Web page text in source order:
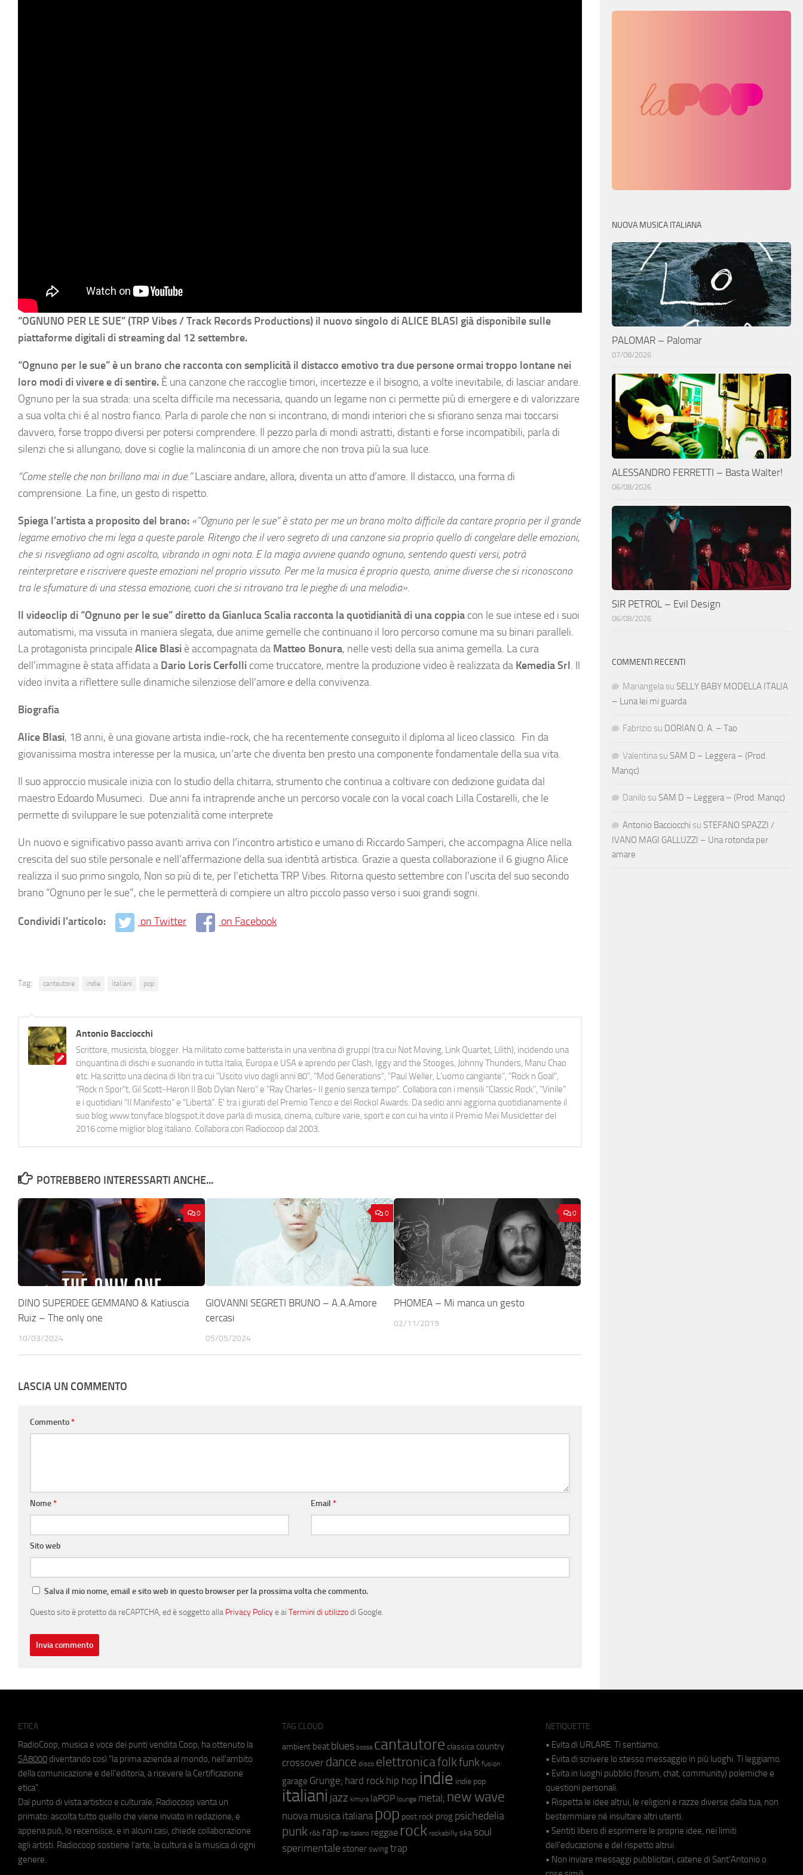
“OGNUNO PER LE SUE” (TRP Vibes / Track Records Productions) il nuovo singolo di ALICE BLASI già disponibile sulle
piattaforme digitali di streaming dal 12 settembre.
“Ognuno per le sue” è un brano che racconta con semplicità il distacco emotivo tra due persone ormai troppo lontane nei
loro modi di vivere e di sentire. È una canzone che raccoglie timori, incertezze e il bisogno, a volte inevitabile, di lasciar andare.
Ognuno per la sua strada: una scelta difficile ma necessaria, quando un legame non ci permette più di emergere e di valorizzare
a sua volta chi é al nostro fianco. Parla di parole che non si incontrano, di mondi interiori che si sfiorano senza mai toccarsi
davvero, forse troppo diversi per potersi comprendere. Il pezzo parla di mondi astratti, distanti e forse incompatibili, parla di
silenzi che si allungano, dove si coglie la malinconia di un amore che non trova più la sua luce.
“Come stelle che non brillano mai in due.”Lasciare andare, allora, diventa un atto d’amore. Il distacco, una forma di
comprensione. La fine, un gesto di rispetto.
Spiega l’artista a proposito del brano: «“Ognuno per le sue” è stato per me un brano molto difficile da cantare proprio per il grande
legame emotivo che mi lega a queste parole. Ritengo che il vero segreto di una canzone sia proprio quello di congelare delle emozioni,
che si risvegliano ad ogni ascolto, vibrando in ogni nota. E la magia avviene quando ognuno, sentendo questi versi, potrà
reinterpretare e riscrivere queste emozioni nel proprio vissuto. Per me la musica é proprio questo, anime diverse che si riconoscono
tra le sfumature di una stessa emozione, cuori che si ritrovano tra le pieghe di una melodia».
Il videoclip di “Ognuno per le sue” diretto da Gianluca Scalia racconta la quotidianità di una coppia con le sue intese ed i suoi
automatismi, ma vissuta in maniera slegata, due anime gemelle che continuano il loro percorso comune ma su binari paralleli.
La protagonista principaleAlice Blasi è accompagnata da Matteo Bonura, nelle vesti della sua anima gemella. La cura
dell’immagine è stata affidata a Dario Loris Cerfolli come truccatore, mentre la produzione video è realizzata da Kemedia Srl. Il
video invita a riflettere sulle dinamiche silenziose dell’amore e della convivenza.
Biografia
Alice Blasi, 18 anni, è una giovane artista indie-rock, che ha recentemente conseguito il diploma al liceo classico. Fin da
giovanissima mostra interesse per la musica, un’arte che diventa ben presto una componente fondamentale della sua vita.
Il suo approccio musicale inizia con lo studio della chitarra, strumento che continua a coltivare con dedizione guidata dal
maestro Edoardo Musumeci. Due anni fa intraprende anche un percorso vocale con la vocal coach Lilla Costarelli, che le
permette di sviluppare le sue potenzialità come interprete
Un nuovo e significativo passo avanti arriva con l’incontro artistico e umano di Riccardo Samperi, che accompagna Alice nella
crescita del suo stile personale e nell’affermazione della sua identità artistica. Grazie a questa collaborazione il 6 giugno Alice
realizza il suo primo singolo, Non so più di te, per l’etichetta TRP Vibes. Ritorna questo settembre con l’uscita del suo secondo
brano “Ognuno per le sue”, che le permetterà di compiere un altro piccolo passo verso i suoi grandi sogni.
Condividi l'articolo: on Twitter on Facebook
Tag: cantautore indie italiani pop
Antonio Bacciocchi
Scrittore, musicista, blogger. Ha militato come batterista in una ventina di gruppi (tra cui Not Moving, Link Quartet, Lilith), incidendo una
cinquantina di dischi e suonando in tutta Italia, Europa e USA e aprendo per Clash, Iggy and the Stooges, Johnny Thunders, Manu Chao
etc. Ha scritto una decina di libri tra cui "Uscito vivo dagli anni 80", "Mod Generations", "Paul Weller, L’uomo cangiante", "Rock n Goal",
"Rock n Spor"t, Gil Scott-Heron Il Bob Dylan Nero" e "Ray Charles- Il genio senza tempo". Collabora con i mensili “Classic Rock”, "Vinile"
e i quotidiani “Il Manifesto” e “Libertà”. E' tra i giurati del Premio Tenco e del Rockol Awards. Da sedici anni aggiorna quotidianamente il
suo blog www.tonyface.blogspot.it dove parla di musica, cinema, culture varie, sport e con cui ha vinto il Premio Mei Musicletter del
2016 come miglior blog italiano. Collabora con Radiocoop dal 2003.
POTREBBERO INTERESSARTI ANCHE...
0
DINO SUPERDEE GEMMANO & Katiuscia
Ruiz – The only one
10/03/2024
0
GIOVANNI SEGRETI BRUNO – A.A.Amore
cercasi
05/05/2024
0
PHOMEA – Mi manca un gesto
02/11/2019
LASCIA UN COMMENTO
Commento*
Nome* Email*
Sito web
Salva il mio nome, email e sito web in questo browser per la prossima volta che commento.
Questo sito è protetto da reCAPTCHA, ed è soggetto alla Privacy Policye ai Termini di utilizzodi Google.
NUOVA MUSICA ITALIANA
PALOMAR – Palomar
07/08/2026
ALESSANDRO FERRETTI – Basta Walter!
06/08/2026
SIR PETROL – Evil Design
06/08/2026
COMMENTI RECENTI
Mariangela su SELLY BABY MODELLA ITALIA
– Luna lei mi guarda
Fabrizio su DORIAN O. A. – Tao
Valentina su SAM D – Leggera – (Prod.
Manqc)
Danilo su SAM D – Leggera – (Prod. Manqc)
Antonio Bacciocchi su STEFANO SPAZZI /
IVANO MAGI GALLUZZI – Una rotonda per
amare
ETICA
RadioCoop, musica e voce dei punti vendita Coop, ha ottenuto la
SA8000 diventando così "la prima azienda al mondo, nell'ambito
della comunicazione e dell'editoria, a ricevere la Certificazione
etica".
Dal punto di vista artistico e culturale, Radiocoop vanta un
primato: ascolta tutto quello che viene inviato in redazione, e
appena può, lo recensisce, e in alcuni casi, chiede collaborazione
agli artisti. Radiocoop sostiene l'arte, la cultura e la musica di ogni
genere.
TAG CLOUD
ambient beat blues bossa cantautore classica country
crossover dance disco elettronicafolkfunk fusion
garage Grunge; hard rock hip hop indie indie pop
italiani jazz kimura laPOP lounge metal; new wave
nuova musica italiana pop post rock prog psichedelia
punk r&b rap rap italiano reggae rock rockabilly ska soul
sperimentale stoner swing trap
NETIQUETTE
• Evita di URLARE. Ti sentiamo.
• Evita di scrivere lo stesso messaggio in più luoghi. Ti leggiamo.
• Evita in luoghi pubblici (forum, chat, community) polemiche e
questioni personali.
• Rispetta le idee altrui, le religioni e razze diverse dalla tua, non
bestemmiare né insultare altri utenti.
• Sentiti libero di esprimere le proprie idee, nei limiti
dell'educazione e del rispetto altrui.
• Non inviare messaggi pubblicitari, catene di Sant'Antonio o